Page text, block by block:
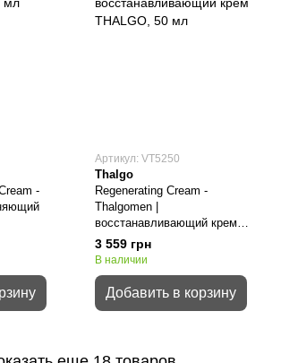
-
Артикул: VT5250
Thalgo
Regenerating Cream -
Thalgomen |
восстанавливающий крем
THALGO
3 559 грн
В наличии
Добавить в корзину